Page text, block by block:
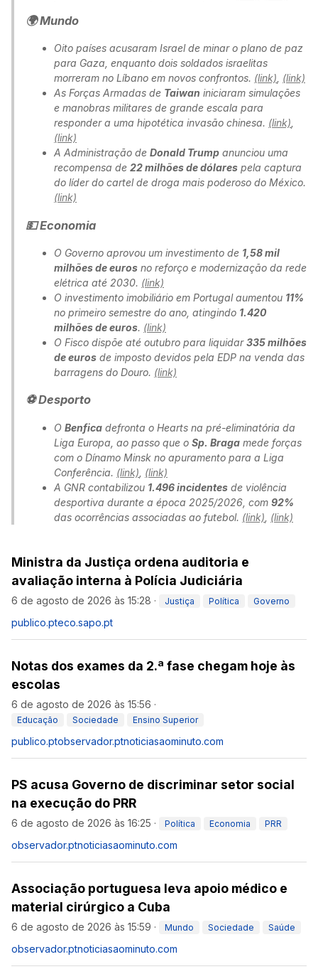
🌍 Mundo
Oito países acusaram Israel de minar o plano de paz
para Gaza, enquanto dois soldados israelitas
morreram no Líbano em novos confrontos. (link) (link)
As Forças Armadas de Taiwan iniciaram simulações
e manobras militares de grande escala para
responder a uma hipotética invasão chinesa. (link)
(link)
A Administração de Donald Trump anunciou uma
recompensa de 22 milhões de dólares pela captura
do líder do cartel de droga mais poderoso do México.
(link)
💵 Economia
O Governo aprovou um investimento de 1,58 mil
milhões de euros no reforço e modernização da rede
elétrica até 2030. (link)
O investimento imobiliário em Portugal aumentou 11%
no primeiro semestre do ano, atingindo 1.420
milhões de euros. (link)
O Fisco dispõe até outubro para liquidar335 milhões
de euros de imposto devidos pela EDP na venda das
barragens do Douro. (link)
⚽ Desporto
O Benfica defronta o Hearts na pré-eliminatória da
Liga Europa, ao passo que o Sp. Braga mede forças
com o Dínamo Minsk no apuramento para a Liga
Conferência. (link) (link)
A GNR contabilizou 1.496 incidentes de violência
desportiva durante a época 2025/2026, com 92%
das ocorrências associadas ao futebol. (link) (link)
Ministra da Justiça ordena auditoria e
avaliação interna à Polícia Judiciária
6 de agosto de 2026 às 15:28 · Justiça Política Governo
publico.pteco.sapo.pt
Notas dos exames da 2.ª fase chegam hoje às
escolas
6 de agosto de 2026 às 15:56 ·
Educação Sociedade Ensino Superior
publico.ptobservador.ptnoticiasaominuto.com
PS acusa Governo de discriminar setor social
na execução do PRR
6 de agosto de 2026 às 16:25 · Política Economia PRR
observador.ptnoticiasaominuto.com
Associação portuguesa leva apoio médico e
material cirúrgico a Cuba
6 de agosto de 2026 às 15:59 · Mundo Sociedade Saúde
observador.ptnoticiasaominuto.com